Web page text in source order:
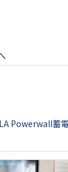
Powerwall蓄